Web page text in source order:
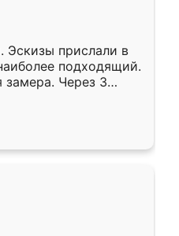
Эскизы прислали в
подходящий.
замера. Через 3
готова. Остались
Ренессанс
работу!